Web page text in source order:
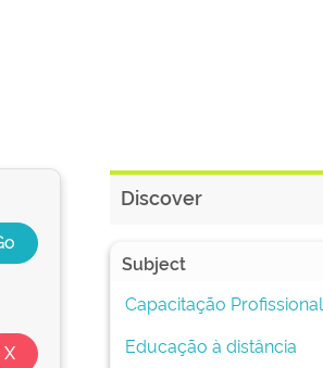
Discover
Subject
Capacitação Profissional
Educação à distância